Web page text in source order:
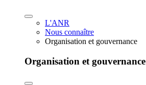
L'ANR
Nous connaître
Organisation et gouvernance
Organisation et gouvernance